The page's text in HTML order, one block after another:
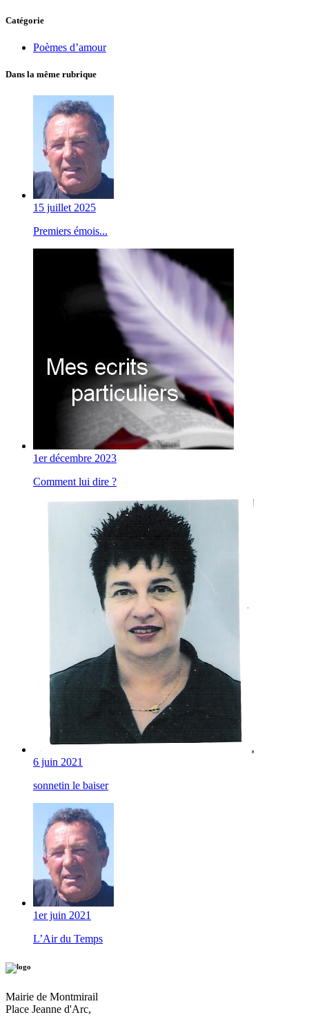
Catégorie
Poèmes d’amour
Dans la même rubrique
15 juillet 2025
Premiers émois...
1er décembre 2023
Comment lui dire ?
6 juin 2021
sonnetin le baiser
1er juin 2021
L’Air du Temps
Mairie de Montmirail
Place Jeanne d'Arc,